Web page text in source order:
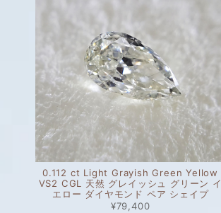
0.112 ct Light Grayish Green Yellow
VS2 CGL 天然 グレイッシュ グリーン イ
エロー ダイヤモンド ペア シェイプ
¥79,400